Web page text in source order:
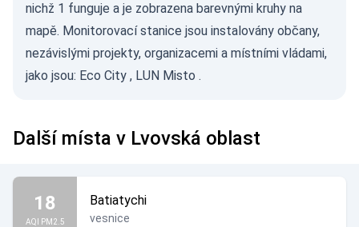
nichž 1 funguje a je zobrazena barevnými kruhy na
mapě. Monitorovací stanice jsou instalovány občany,
nezávislými projekty, organizacemi a místními vládami,
jako jsou: Eco City , LUN Misto .
Další místa v Lvovská oblast
18
AQI PM2.5
Batiatychi
vesnice